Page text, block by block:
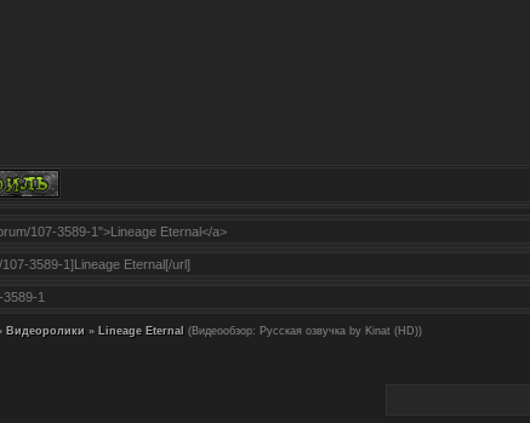
Видеоролики » Lineage Eternal (Видеообзор: Русская озвучка by Kinat (HD))